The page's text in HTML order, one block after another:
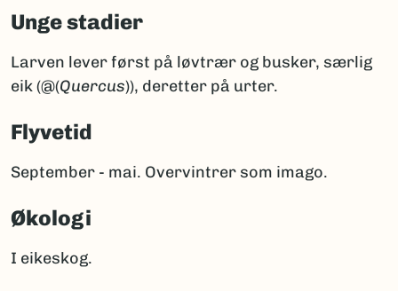
Unge stadier
Larven lever først på løvtrær og busker, særlig
eik (@(Quercus)), deretter på urter.
Flyvetid
September - mai. Overvintrer som imago.
Økologi
I eikeskog.